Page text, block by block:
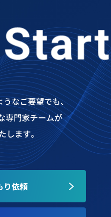
なご要望でも、
専門家チームが
します。
り依頼